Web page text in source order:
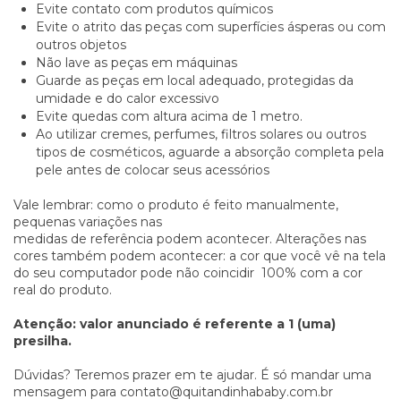
Evite contato com produtos químicos
Evite o atrito das peças com superfícies ásperas ou com
outros objetos
Não lave as peças em máquinas
Guarde as peças em local adequado, protegidas da
umidade e do calor excessivo
Evite quedas com altura acima de 1 metro.
Ao utilizar cremes, perfumes, filtros solares ou outros
tipos de cosméticos, aguarde a absorção completa pela
pele antes de colocar seus acessórios
Vale lembrar: como o produto é feito manualmente,
pequenas variações nas
medidas de referência podem acontecer. Alterações nas
cores também podem acontecer: a cor que você vê na tela
do seu computador pode não coincidir 100% com a cor
real do produto.
Atenção: valor anunciado é referente a 1 (uma)
presilha.
Dúvidas? Teremos prazer em te ajudar. É só mandar uma
mensagem para contato@quitandinhababy.com.br